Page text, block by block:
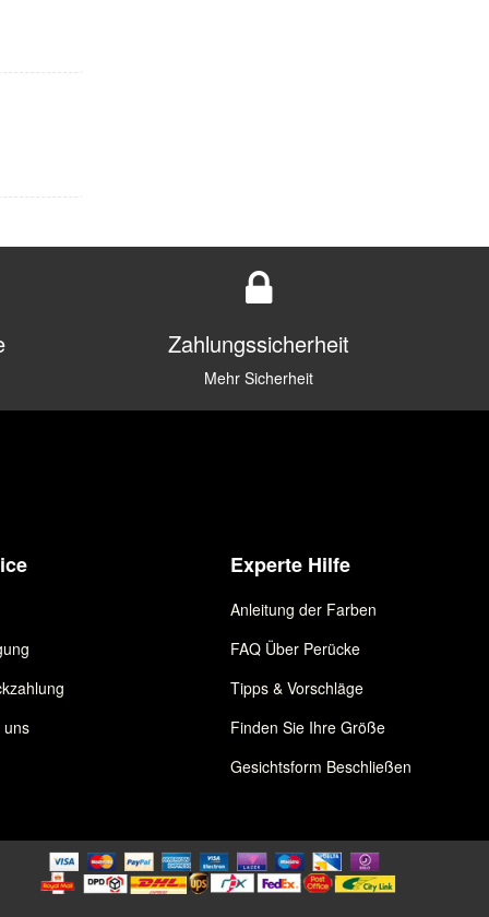
Zahlungssicherheit
Mehr Sicherheit
uns
Experte Hilfe
Anleitung der Farben
FAQ Über Perücke
Tipps & Vorschläge
Finden Sie Ihre Größe
Gesichtsform Beschließen